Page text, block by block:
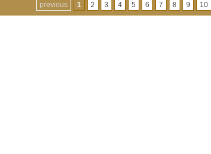
previous 1 2 3 4 5 6 7 8 9 10